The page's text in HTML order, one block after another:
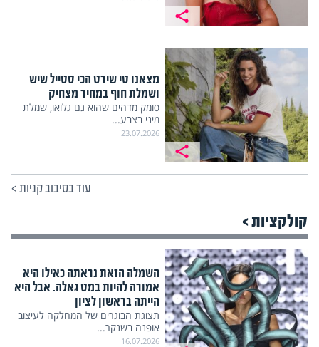
מצאנו טי שירט הכי סטייל שיש
ושמלת חוף במחיר מצחיק
סומק מדהים שהוא גם גלואו, שמלת
מיני בצבע...
23.07.2026
עוד בסיבוב קניות>
קולקציות >
השמלה הזאת נראתה כאילו היא
אמורה להיות במט גאלה. אבל היא
הייתה בראשון לציון
תצוגת הבוגרים של המחלקה לעיצוב
אופנה בשנקר...
16.07.2026